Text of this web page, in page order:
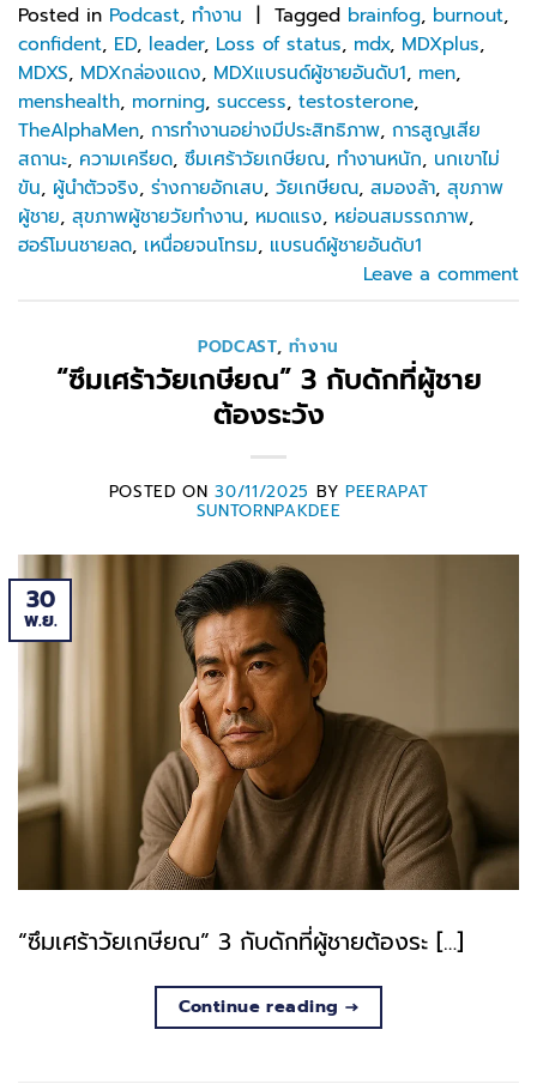
Posted in Podcast, ทำงาน | Tagged brainfog, burnout,
confident, ED, leader, Loss of status, mdx, MDXplus,
MDXS, MDXกล่องแดง, MDXแบรนด์ผู้ชายอันดับ1, men,
menshealth, morning, success, testosterone,
TheAlphaMen, การทำงานอย่างมีประสิทธิภาพ, การสูญเสีย
สถานะ, ความเครียด, ซึมเศร้าวัยเกษียณ, ทำงานหนัก, นกเขาไม่
ขัน, ผู้นำตัวจริง, ร่างกายอักเสบ, วัยเกษียณ, สมองล้า, สุขภาพ
ผู้ชาย, สุขภาพผู้ชายวัยทำงาน, หมดแรง, หย่อนสมรรถภาพ,
ฮอร์โมนชายลด, เหนื่อยจนโทรม, แบรนด์ผู้ชายอันดับ1
Leave a comment
PODCAST,ทำงาน
“ซึมเศร้าวัยเกษียณ” 3 กับดักที่ผู้ชาย
ต้องระวัง
POSTED ON30/11/2025 BY PEERAPAT
SUNTORNPAKDEE
30
พ.ย.
“ซึมเศร้าวัยเกษียณ” 3 กับดักที่ผู้ชายต้องระ […]
Continue reading →